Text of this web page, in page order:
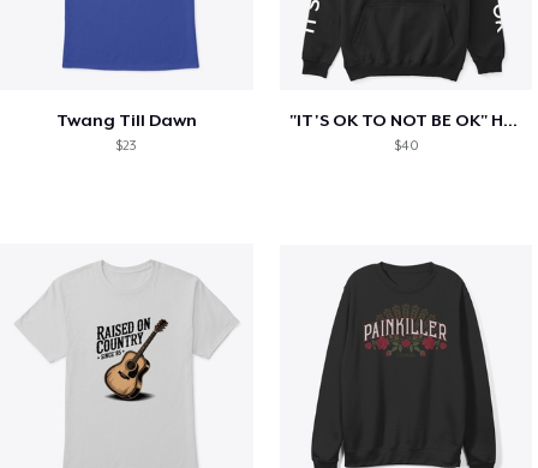
Twang Till Dawn
$23
"IT'S OK TO NOT BE OK" Hoodie (BP LOGO)
$40